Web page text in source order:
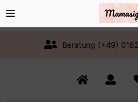
Beratung (+49)